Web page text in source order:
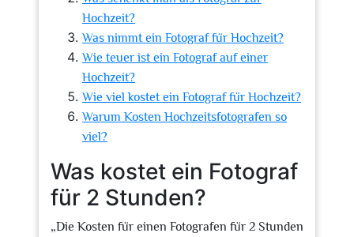
Hochzeit?
Was nimmt ein Fotograf für Hochzeit?
Wie teuer ist ein Fotograf auf einer
Hochzeit?
Wie viel kostet ein Fotograf für Hochzeit?
Warum Kosten Hochzeitsfotografen so
viel?
Was kostet ein Fotograf
für 2 Stunden?
„Die Kosten für einen Fotografen für 2 Stunden